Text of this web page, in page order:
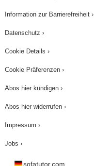
Information zur Barrierefreiheit ›
Datenschutz ›
Cookie Details ›
Cookie Präferenzen ›
Abos hier kündigen ›
Abos hier widerrufen ›
Impressum ›
Jobs ›
sofatutor.com